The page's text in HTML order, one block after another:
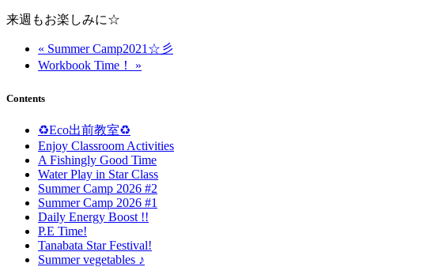
来週もお楽しみに☆
« Summer Camp2021☆彡
Workbook Time！ »
Contents
♻️Eco出前教室♻️
Enjoy Classroom Activities
A Fishingly Good Time
Water Play in Star Class
Summer Camp 2026 #2
Summer Camp 2026 #1
Daily Energy Boost !!
P.E Time!
Tanabata Star Festival!
Summer vegetables ♪